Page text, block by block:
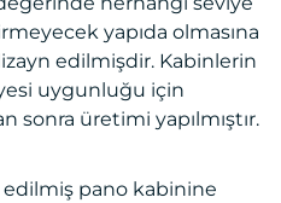
yapıda olmasına
edilmişdir. Kabinlerin
uygunluğu için
sonra üretimi yapılmıştır.
edilmiş pano kabinine